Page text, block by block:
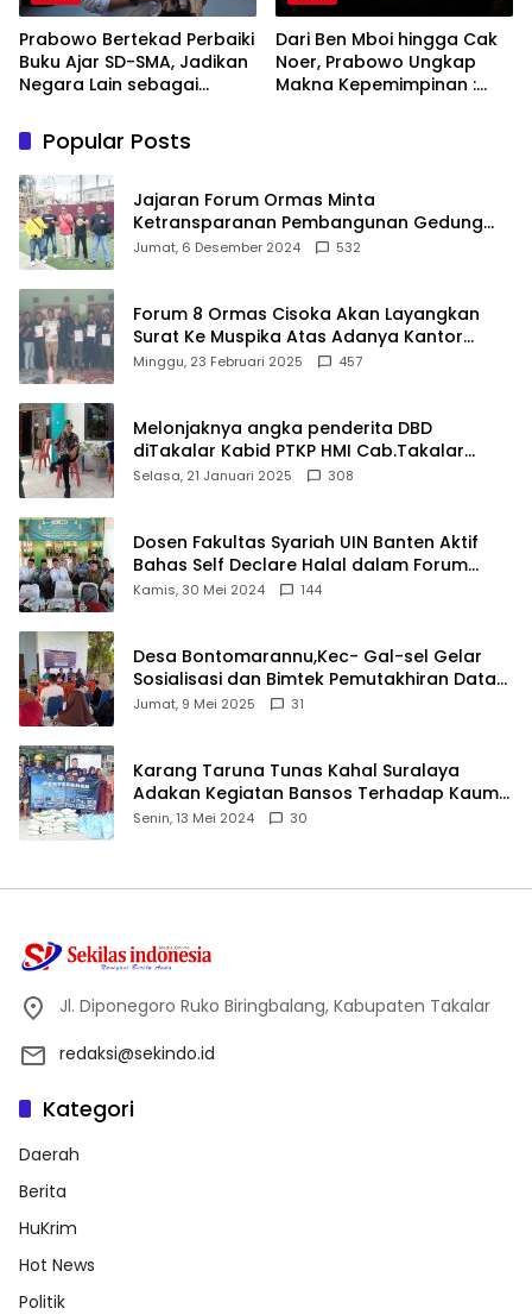
Prabowo Bertekad Perbaiki
Buku Ajar SD-SMA, Jadikan
Negara Lain sebagai
Dari Ben Mboi hingga Cak
Noer, Prabowo Ungkap
Makna Kepemimpinan :
Popular Posts
Jajaran Forum Ormas Minta
Ketransparanan Pembangunan Gedung
Damkar Di Kecamatan Cisoka
Jumat, 6 Desember 2024 532
Forum 8 Ormas Cisoka Akan Layangkan
Surat Ke Muspika Atas Adanya Kantor
Matel di Cisoka
Minggu, 23 Februari 2025 457
Melonjaknya angka penderita DBD
diTakalar Kabid PTKP HMI Cab.Takalar
angkat bicara
Selasa, 21 Januari 2025 308
Dosen Fakultas Syariah UIN Banten Aktif
Bahas Self Declare Halal dalam Forum
Ijtima Ulama MUI
Kamis, 30 Mei 2024 144
Desa Bontomarannu,Kec- Gal-sel Gelar
Sosialisasi dan Bimtek Pemutakhiran Data
ID
Jumat, 9 Mei 2025 31
Karang Taruna Tunas Kahal Suralaya
Adakan Kegiatan Bansos Terhadap Kaum
Dhuafa dan Anak Yatim-Piatu
Senin, 13 Mei 2024 30
Jl. Diponegoro Ruko Biringbalang, Kabupaten Takalar
redaksi@sekindo.id
Kategori
Daerah
Berita
HuKrim
Hot News
Politik